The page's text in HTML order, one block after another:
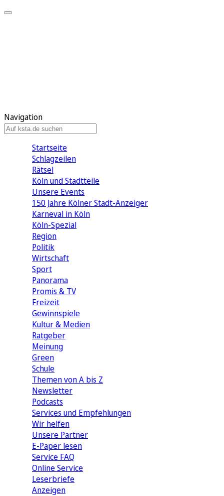
Navigation
Startseite
Schlagzeilen
Rätsel
Köln und Stadtteile
Unsere Events
150 Jahre Kölner Stadt-Anzeiger
Karneval in Köln
Köln-Spezial
Region
Politik
Wirtschaft
Sport
Panorama
Promis & TV
Freizeit
Gewinnspiele
Kultur & Medien
Ratgeber
Meinung
Green
Schule
Themen von A bis Z
Newsletter
Podcasts
Services und Empfehlungen
Wir helfen
Unsere Partner
E-Paper lesen
Service FAQ
Online Service
Leserbriefe
Anzeigen